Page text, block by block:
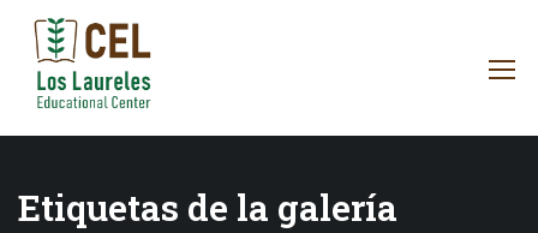
Etiquetas de la galería